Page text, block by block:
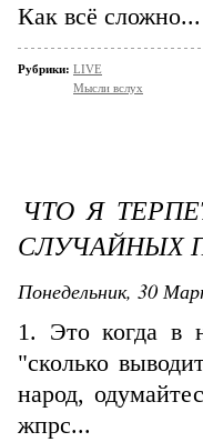
Как всё сложно...
Рубрики: LIVE
Мысли вслух
ЧТО Я
СЛУЧАЙНЫХ
Понедельник, 30
1. Это когда в
"сколько
народ,
жпрс...